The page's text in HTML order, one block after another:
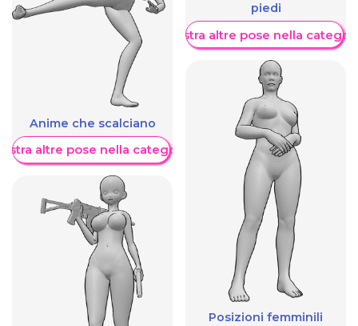
Anime che scalciano
altre pose nella categoria
piedi
Mostra altre pose nella
Posizioni femminili